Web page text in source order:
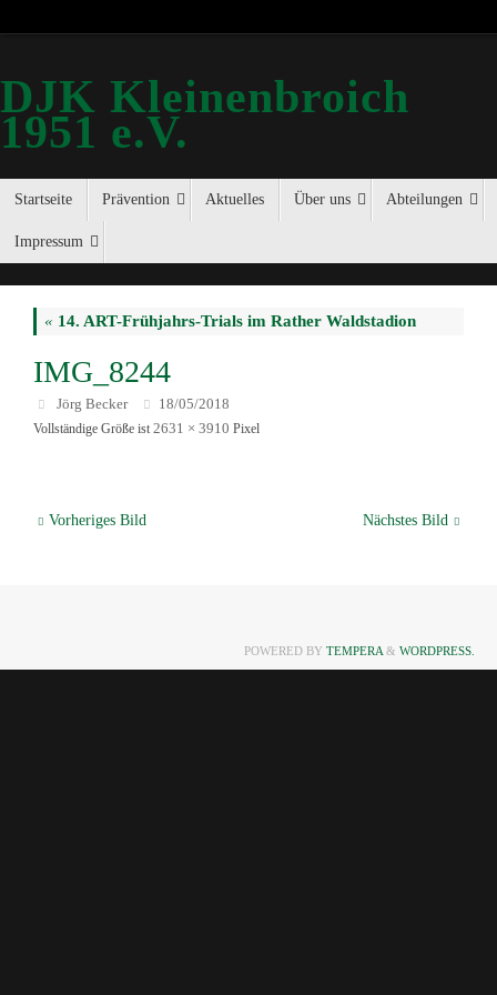
DJK Kleinenbroich
1951 e.V.
Startseite Prävention Aktuelles Über uns Abteilungen
Impressum
« 14. ART-Frühjahrs-Trials im Rather Waldstadion
IMG_8244
Jörg Becker 18/05/2018
Vollständige Größe ist 2631 × 3910 Pixel
Vorheriges Bild Nächstes Bild
POWERED BY TEMPERA & WORDPRESS.